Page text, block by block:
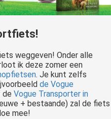
weggeven! Onder alle
ik deze zomer een
. Je kunt zelfs
de Vogue
de Vogue Transporter in
+ bestaande) zal de fiets
mee!